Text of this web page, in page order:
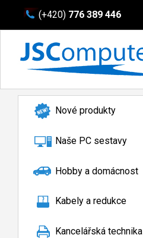
(+420) 776 389 446
Nové produkty
Naše PC sestavy
Hobby a domácnost
Kabely a redukce
Kancelářská technika